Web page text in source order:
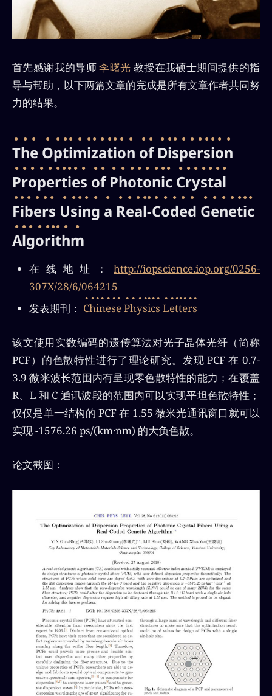
首先感谢我的导师李曙光 教授在我硕士期间提供的指
导与帮助，以下两篇文章的完成是所有文章作者共同努
力的结果。
The Optimization of Dispersion
Properties of Photonic Crystal
Fibers Using a Real-Coded Genetic
Algorithm
在线地址： http://iopscience.iop.org/0256-
307X/28/6/064215
发表期刊： Chinese Physics Letters
该文使用实数编码的遗传算法对光子晶体光纤（简称
PCF）的色散特性进行了理论研究。发现 PCF 在 0.7-
3.9 微米波长范围内有呈现零色散特性的能力；在覆盖
R、L 和 C 通讯波段的范围内可以实现平坦色散特性；
仅仅是单一结构的 PCF 在 1.55 微米光通讯窗口就可以
实现 -1576.26 ps/(km·nm) 的大负色散。
论文截图：